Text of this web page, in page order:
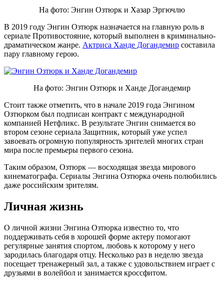
На фото: Энгин Озтюрк и Хазар Эргючлю
В 2019 году Энгин Озтюрк назначается на главную роль в
сериале Противостояние, который выполнен в криминально-
драматическом жанре. Актриса Ханде Догандемир составила
пару главному герою.
На фото: Энгин Озтюрк и Ханде Догандемир
Стоит также отметить, что в начале 2019 года Энгином
Озтюрком был подписан контракт с международной
компанией Нетфликс. В результате Энгин снимается во
втором сезоне сериала Защитник, который уже успел
завоевать огромную популярность зрителей многих стран
мира после премьеры первого сезона.
Таким образом, Озтюрк — восходящая звезда мирового
кинематографа. Сериалы Энгина Озтюрка очень полюбились
даже российским зрителям.
Личная жизнь
О личной жизни Энгина Озтюрка известно то, что
поддерживать себя в хорошей форме актеру помогают
регулярные занятия спортом, любовь к которому у него
зародилась благодаря отцу. Несколько раз в неделю звезда
посещает тренажерный зал, а также с удовольствием играет с
друзьями в волейбол и занимается кроссфитом.